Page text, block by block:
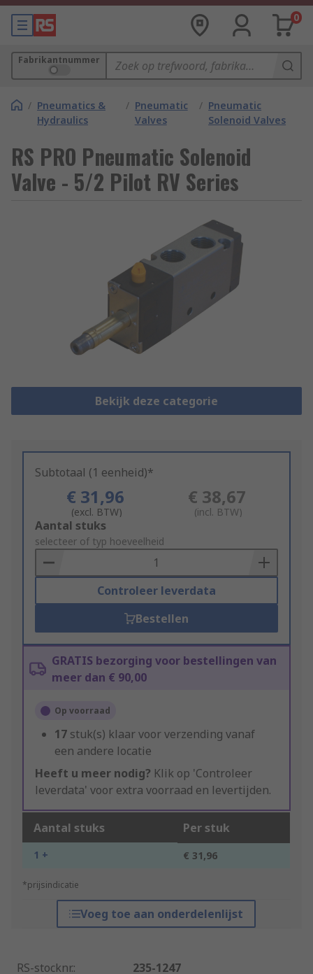
0
Fabrikantnummer
/ Pneumatics &
Hydraulics
/ Pneumatic
Valves
/ Pneumatic
Solenoid Valves
RS PRO Pneumatic Solenoid
Valve - 5/2 Pilot RV Series
Bekijk deze categorie
Subtotaal (1 eenheid)*
€ 31,96
(excl. BTW)
€ 38,67
(incl. BTW)
Add
to
Basket
Aantal stuks
selecteer of typ hoeveelheid
Controleer leverdata
Bestellen
GRATIS bezorging voor bestellingen van
meer dan € 90,00
Op voorraad
17 stuk(s) klaar voor verzending vanaf
een andere locatie
Heeft u meer nodig? Klik op 'Controleer
leverdata' voor extra voorraad en levertijden.
Aantal stuks Per stuk
1 + € 31,96
*prijsindicatie
Voeg toe aan onderdelenlijst
RS-stocknr.:
235-1247